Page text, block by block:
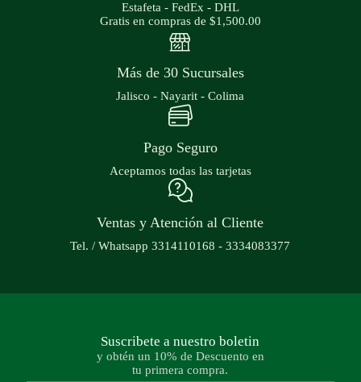
Estafeta - FedEx - DHL
Gratis en compras de $1,500.00
Más de 30 Sucursales
Jalisco - Nayarit - Colima
Pago Seguro
Aceptamos todas las tarjetas
Ventas y Atención al Cliente
Tel. / Whatsapp 3314110168 - 3334083377
Suscribete a nuestro boletin
y obtén un 10% de Descuento en
tu primera compra.